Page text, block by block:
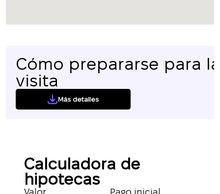
Cómo prepararse para la
visita
Más detalles
Calculadora de
hipotecas
Valor Pago inicial